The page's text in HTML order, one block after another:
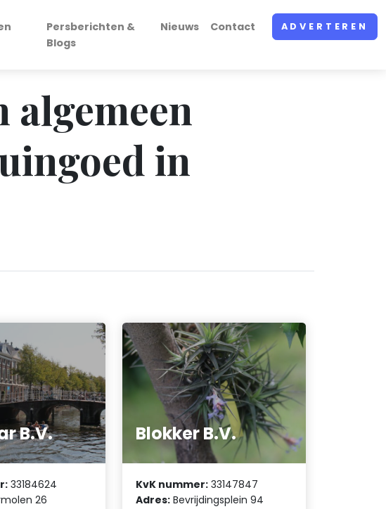
Persberichten &
Blogs
Nieuws Contact ADVERTEREN
algemeen
in
B.V.
33184624
26
Blokker B.V.
KvK nummer: 33147847
Adres: Bevrijdingsplein 94